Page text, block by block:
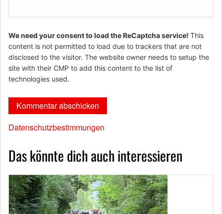
We need your consent to load the ReCaptcha service! This
content is not permitted to load due to trackers that are not
disclosed to the visitor. The website owner needs to setup the
site with their CMP to add this content to the list of
technologies used.
Datenschutzbestimmungen
Das könnte dich auch interessieren